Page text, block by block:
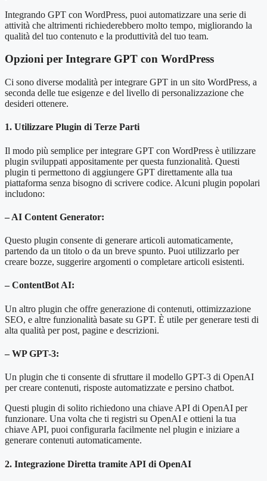
Integrando GPT con WordPress, puoi automatizzare una serie di
attività che altrimenti richiederebbero molto tempo, migliorando la
qualità del tuo contenuto e la produttività del tuo team.
Opzioni per Integrare GPT con WordPress
Ci sono diverse modalità per integrare GPT in un sito WordPress, a
seconda delle tue esigenze e del livello di personalizzazione che
desideri ottenere.
1. Utilizzare Plugin di Terze Parti
Il modo più semplice per integrare GPT con WordPress è utilizzare
plugin sviluppati appositamente per questa funzionalità. Questi
plugin ti permettono di aggiungere GPT direttamente alla tua
piattaforma senza bisogno di scrivere codice. Alcuni plugin popolari
includono:
– AI Content Generator:
Questo plugin consente di generare articoli automaticamente,
partendo da un titolo o da un breve spunto. Puoi utilizzarlo per
creare bozze, suggerire argomenti o completare articoli esistenti.
– ContentBot AI:
Un altro plugin che offre generazione di contenuti, ottimizzazione
SEO, e altre funzionalità basate su GPT. È utile per generare testi di
alta qualità per post, pagine e descrizioni.
– WP GPT-3:
Un plugin che ti consente di sfruttare il modello GPT-3 di OpenAI
per creare contenuti, risposte automatizzate e persino chatbot.
Questi plugin di solito richiedono una chiave API di OpenAI per
funzionare. Una volta che ti registri su OpenAI e ottieni la tua
chiave API, puoi configurarla facilmente nel plugin e iniziare a
generare contenuti automaticamente.
2. Integrazione Diretta tramite API di OpenAI